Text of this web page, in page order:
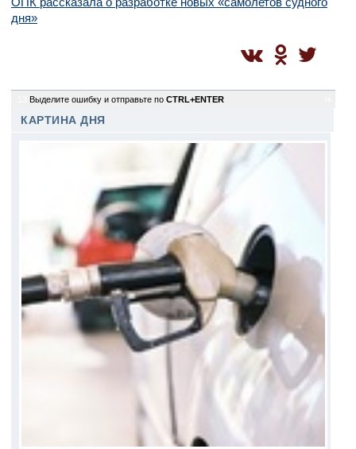
дня»
Выделите ошибку и отправьте по CTRL+ENTER
КАРТИНА ДНЯ